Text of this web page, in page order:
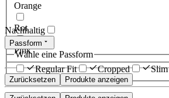
Orange
Rot
Pink
Zurücksetzen Produkte anzeigen
Nachhaltig
Passform
Wähle eine Passform
Regular Fit
Cropped